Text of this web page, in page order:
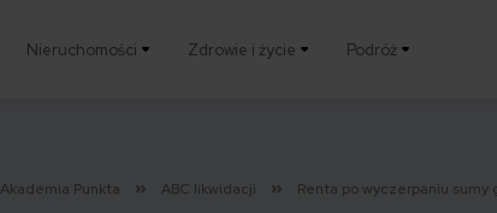
Nieruchomości Zdrowie i życie Podróż
Akademia Punkta ABC likwidacji Renta po wyczerpaniu sumy